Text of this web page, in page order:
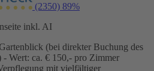
(2350) 89%
inkl. AI
(bei direkter Buchung des
Wert: ca. € 150,- pro Zimmer
mit vielfältiger